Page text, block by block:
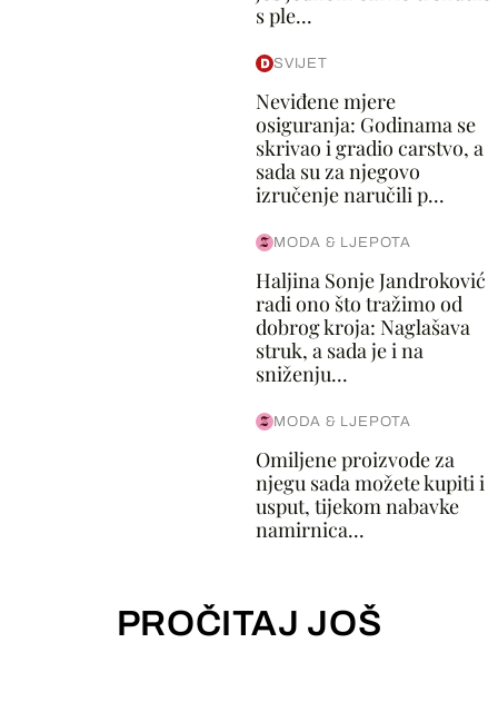
s ple...
SVIJET
Neviđene mjere
osiguranja: Godinama se
skrivao i gradio carstvo, a
sada su za njegovo
izručenje naručili p...
MODA & LJEPOTA
Haljina Sonje Jandroković
radi ono što tražimo od
dobrog kroja: Naglašava
struk, a sada je i na
sniženju...
MODA & LJEPOTA
Omiljene proizvode za
njegu sada možete kupiti i
usput, tijekom nabavke
namirnica...
PROČITAJ JOŠ